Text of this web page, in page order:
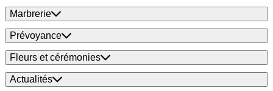
Marbrerie
Prévoyance
Fleurs et cérémonies
Actualités